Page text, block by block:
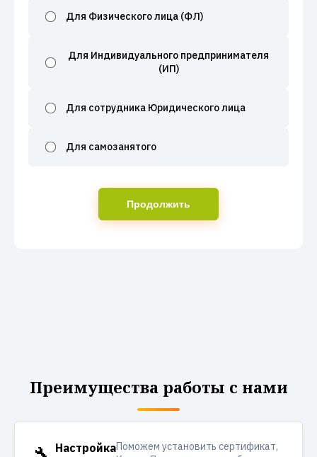
Для Физического лица (ФЛ)
Для Индивидуального предпринимателя
(ИП)
Для сотрудника Юридического лица
Для самозанятого
Продолжить
Преимущества работы с нами
НастройкаПоможем установить сертификат,